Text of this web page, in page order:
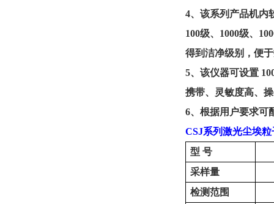
4、 该系列产品机内
100级、1000级、
得到洁净级别，便
5、 该仪器可设置
携带、灵敏度高、
6、 根据用户要求可
CSJ系列激光尘埃粒
型 号
采样量
检测范围